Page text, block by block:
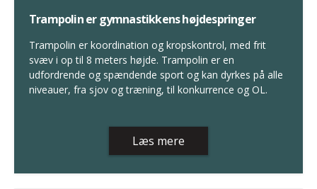
Trampolin er gymnastikkens højdespringer
Trampolin er koordination og kropskontrol, med frit
svæv i op til 8 meters højde. Trampolin er en
udfordrende og spændende sport og kan dyrkes på alle
niveauer, fra sjov og træning, til konkurrence og OL.
Læs mere